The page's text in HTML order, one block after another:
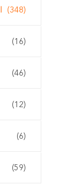
(348)
(16)
(46)
(12)
(6)
(59)